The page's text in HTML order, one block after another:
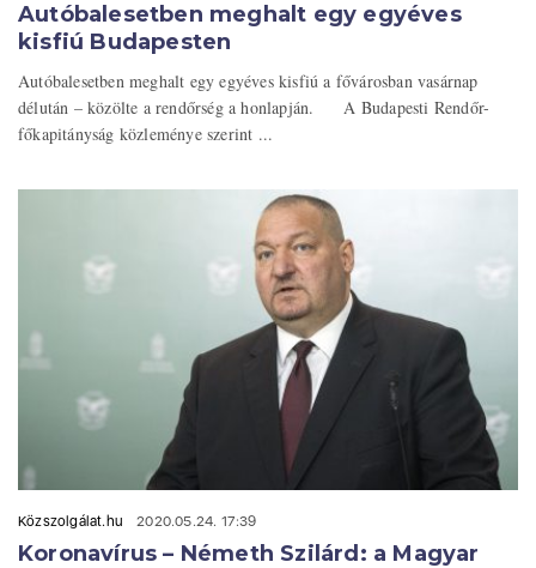
Autóbalesetben meghalt egy egyéves
kisfiú Budapesten
Autóbalesetben meghalt egy egyéves kisfiú a fővárosban vasárnap
délután – közölte a rendőrség a honlapján. A Budapesti Rendőr-
főkapitányság közleménye szerint ...
Közszolgálat.hu 2020.05.24. 17:39
Koronavírus – Németh Szilárd: a Magyar